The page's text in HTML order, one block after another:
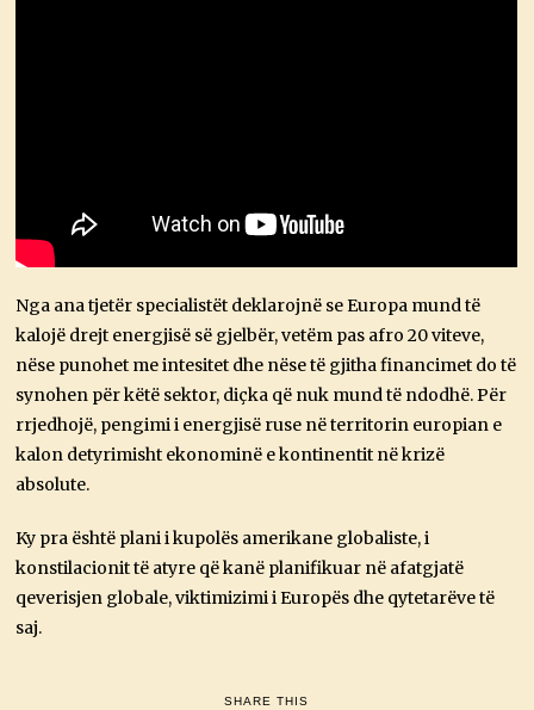
Nga ana tjetër specialistët deklarojnë se Europa mund të
kalojë drejt energjisë së gjelbër, vetëm pas afro 20 viteve,
nëse punohet me intesitet dhe nëse të gjitha financimet do të
synohen për këtë sektor, diçka që nuk mund të ndodhë. Për
rrjedhojë, pengimi i energjisë ruse në territorin europian e
kalon detyrimisht ekonominë e kontinentit në krizë
absolute.
Ky pra është plani i kupolës amerikane globaliste, i
konstilacionit të atyre që kanë planifikuar në afatgjatë
qeverisjen globale, viktimizimi i Europës dhe qytetarëve të
saj.
SHARE THIS